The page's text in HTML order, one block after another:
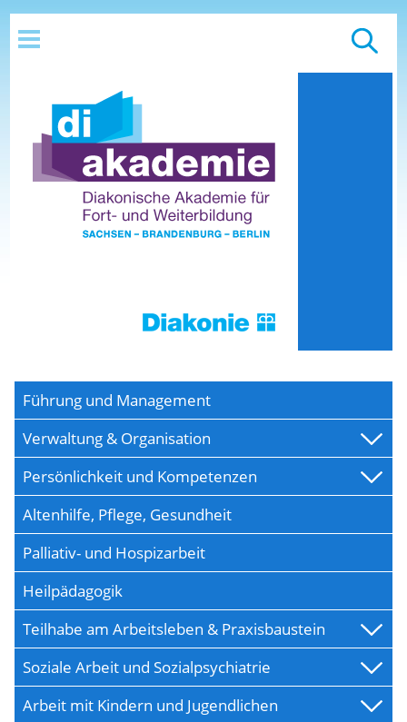
Führung und Management
Verwaltung & Organisation
Persönlichkeit und Kompetenzen
Altenhilfe, Pflege, Gesundheit
Palliativ- und Hospizarbeit
Heilpädagogik
Teilhabe am Arbeitsleben & Praxisbaustein
Soziale Arbeit und Sozialpsychiatrie
Arbeit mit Kindern und Jugendlichen